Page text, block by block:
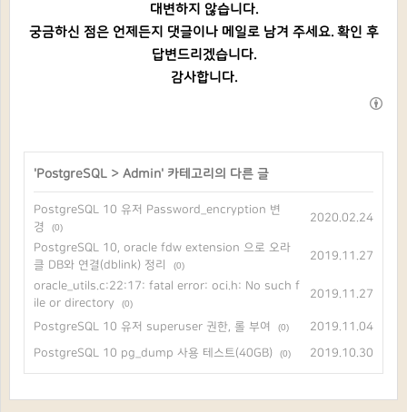
대변하지 않습니다.
궁금하신 점은 언제든지 댓글이나 메일로 남겨 주세요. 확인 후
답변드리겠습니다.
감사합니다.
'PostgreSQL > Admin' 카테고리의 다른 글
PostgreSQL 10 유저 Password_encryption 변
경
(0)
2020.02.24
PostgreSQL 10, oracle fdw extension 으로 오라
클 DB와 연결(dblink) 정리
(0)
2019.11.27
oracle_utils.c:22:17: fatal error: oci.h: No such f
ile or directory
(0)
2019.11.27
PostgreSQL 10 유저 superuser 권한, 롤 부여 (0) 2019.11.04
PostgreSQL 10 pg_dump 사용 테스트(40GB) (0) 2019.10.30